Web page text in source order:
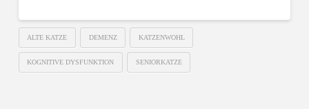
ALTE KATZE DEMENZ KATZENWOHL
KOGNITIVE DYSFUNKTION SENIORKATZE